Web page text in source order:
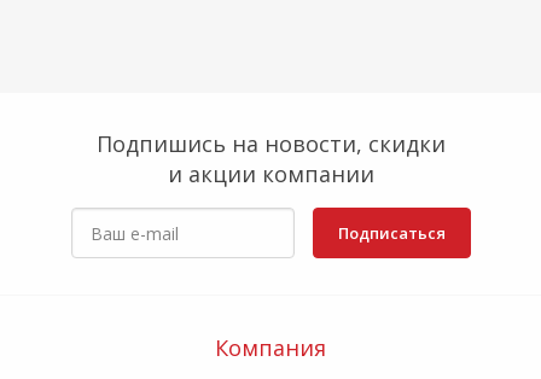
Подпишись на новости, скидки
и акции компании
Подписаться
Компания